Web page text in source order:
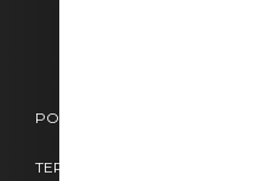
POLÍTICA DE COOKIES
TERMOS E CONDIÇÕES